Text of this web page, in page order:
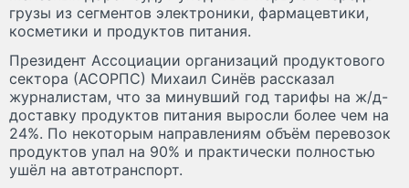
грузы из сегментов электроники, фармацевтики,
косметики и продуктов питания.
Президент Ассоциации организаций продуктового
сектора (АСОРПС) Михаил Синёв рассказал
журналистам, что за минувший год тарифы на ж/д-
доставку продуктов питания выросли более чем на
24%. По некоторым направлениям объём перевозок
продуктов упал на 90% и практически полностью
ушёл на автотранспорт.